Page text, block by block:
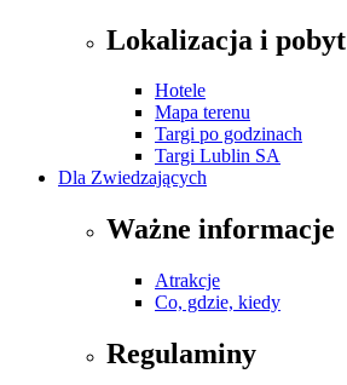
Lokalizacja i pobyt
Hotele
Mapa terenu
Targi po godzinach
Targi Lublin SA
Dla Zwiedzających
Ważne informacje
Atrakcje
Co, gdzie, kiedy
Regulaminy